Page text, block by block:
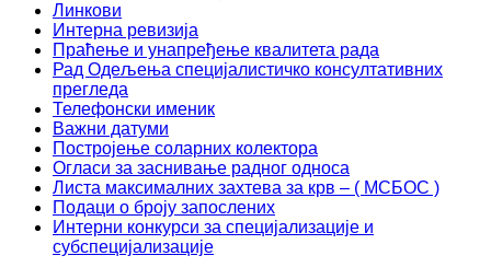
Линкови
Интерна ревизија
Праћење и унапређење квалитета рада
Рад Одељења специјалистичко консултативних
прегледа
Телефонски именик
Важни датуми
Постројење соларних колектора
Огласи за заснивање радног односа
Листа максималних захтева за крв – ( МСБОС )
Подаци о броју запослених
Интерни конкурси за специјализације и
субспецијализације